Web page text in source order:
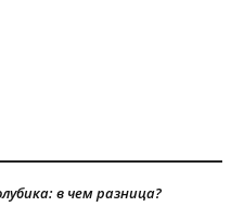
в чем разница?